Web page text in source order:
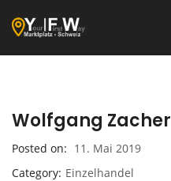
Wolfgang Zacher
Posted on
11. Mai 2019
Category Einzelhandel